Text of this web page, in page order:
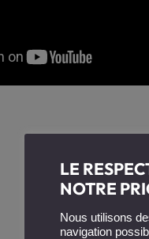
LE
NOTRE
Nous utilisons
navigation